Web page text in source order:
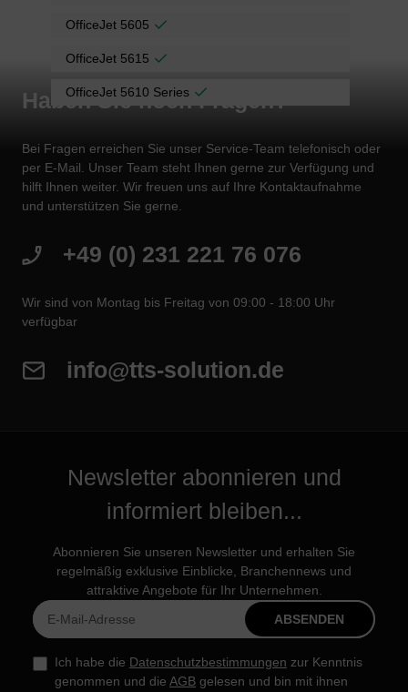
OfficeJet 5605
OfficeJet 5615
OfficeJet 5610 Series
Haben Sie noch Fragen?
Bei Fragen erreichen Sie unser Service-Team telefonisch oder
per E-Mail. Unser Team steht Ihnen gerne zur Verfügung und
hilft Ihnen weiter. Wir freuen uns auf Ihre Kontaktaufnahme
und unterstützen Sie gerne.
+49 (0) 231 221 76 076
Wir sind von Montag bis Freitag von 09:00 - 18:00 Uhr
verfügbar
info@tts-solution.de
Newsletter abonnieren und
informiert bleiben...
Abonnieren Sie unseren Newsletter und erhalten Sie
regelmäßig exklusive Einblicke, Branchennews und
attraktive Angebote für Ihr Unternehmen.
ABSENDEN
Ich habe die Datenschutzbestimmungen zur Kenntnis
genommen und die AGB gelesen und bin mit ihnen